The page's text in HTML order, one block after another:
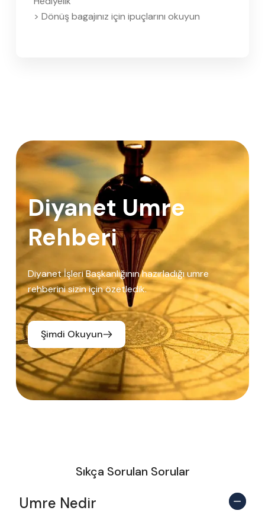
> Dönüş bagajınız için ipuçlarını okuyun
Diyanet Umre
Rehberi
Diyanet İşleri Başkanlığının hazırladığı umre
rehberini sizin için özetledik.
Şimdi Okuyun
Sıkça Sorulan Sorular
Umre Nedir